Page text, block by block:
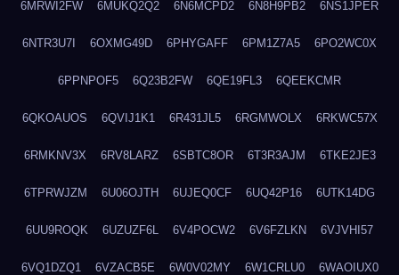
6MRWI2FW 6MUKQ2Q2 6N6MCPD2 6N8H9PB2 6NS1JPER
6NTR3U7I 6OXMG49D 6PHYGAFF 6PM1Z7A5 6PO2WC0X
6PPNPOF5 6Q23B2FW 6QE19FL3 6QEEKCMR
6QKOAUOS 6QVIJ1K1 6R431JL5 6RGMWOLX 6RKWC57X
6RMKNV3X 6RV8LARZ 6SBTC8OR 6T3R3AJM 6TKE2JE3
6TPRWJZM 6U06OJTH 6UJEQ0CF 6UQ42P16 6UTK14DG
6UU9ROQK 6UZUZF6L 6V4POCW2 6V6FZLKN 6VJVHI57
6VQ1DZQ1 6VZACB5E 6W0V02MY 6W1CRLU0 6WAOIUX0